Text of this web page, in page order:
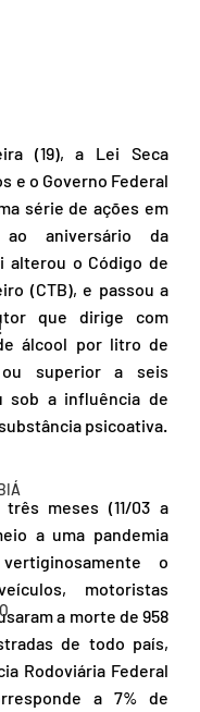
(19), a Lei Seca
e o Governo Federal
série de ações em
ao aniversário da
alterou o Código de
(CTB), e passou a
que dirige com
álcool por litro de
superior a seis
sob a influência de
psicoativa.
meses (11/03 a
a uma pandemia
o
motoristas
a morte de 958
de todo país,
Rodoviária Federal
a 7% de